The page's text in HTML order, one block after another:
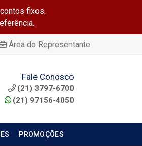
fixos.
Área do Representante
Fale Conosco
(21) 3797-6700
(21) 97156-4050
PROMOÇÕES